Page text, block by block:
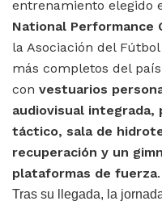
entrenamiento elegido
National Performance
la Asociación del
más completos del
con vestuarios
audiovisual integrada,
táctico, sala de
recuperación y un
plataformas de fuerza.
Tras su llegada, la